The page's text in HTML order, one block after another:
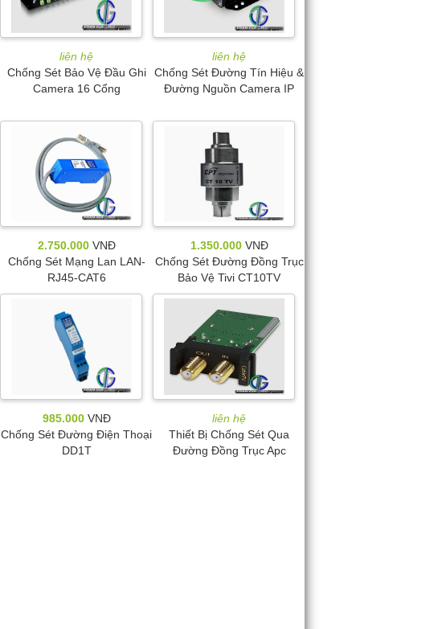
liên hệ
Chống Sét Bảo Vệ Đầu Ghi
Camera 16 Cổng
liên hệ
Chống Sét Đường Tín Hiệu &
Đường Nguồn Camera IP
2.750.000VNĐ
Chống Sét Mạng Lan LAN-
RJ45-CAT6
1.350.000VNĐ
Chống Sét Đường Đồng Trục
Bảo Vệ Tivi CT10TV
985.000VNĐ
Chống Sét Đường Điện Thoại
DD1T
liên hệ
Thiết Bị Chống Sét Qua
Đường Đồng Trục Apc